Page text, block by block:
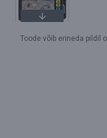
Toode võib erineda pildil